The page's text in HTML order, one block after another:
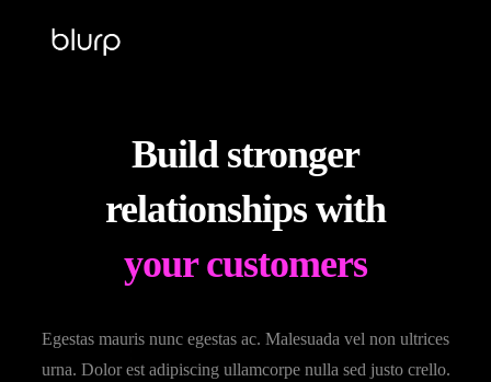
Build stronger
relationships with
your customers
Egestas mauris nunc egestas ac. Malesuada vel non ultrices
urna. Dolor est adipiscing ullamcorpe nulla sed justo crello.